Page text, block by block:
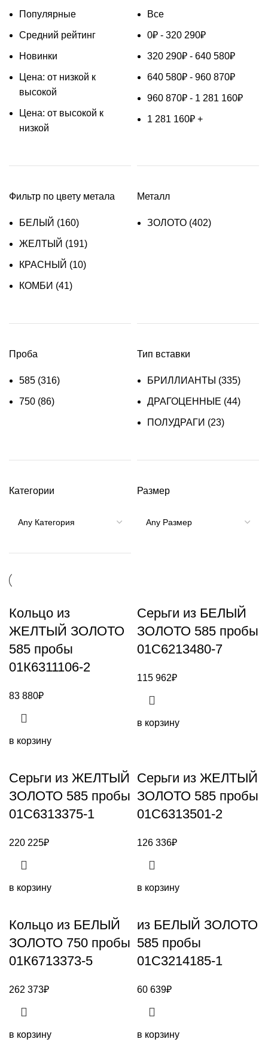
Популярные
Средний рейтинг
Новинки
Цена: от низкой к
высокой
Цена: от высокой к
низкой
Все
0₽ - 320 290₽
320 290₽ - 640 580₽
640 580₽ - 960 870₽
960 870₽ - 1 281 160₽
1 281 160₽ +
Фильтр по цвету метала
БЕЛЫЙ (160)
ЖЕЛТЫЙ (191)
КРАСНЫЙ (10)
КОМБИ (41)
Металл
ЗОЛОТО (402)
Проба
585 (316)
750 (86)
Тип вставки
БРИЛЛИАНТЫ (335)
ДРАГОЦЕННЫЕ (44)
ПОЛУДРАГИ (23)
Категории Размер
Кольцо из
ЖЕЛТЫЙ ЗОЛОТО
585 пробы
01К6311106-2
83 880₽
в корзину
Серьги из БЕЛЫЙ
ЗОЛОТО 585 пробы
01С6213480-7
115 962₽
в корзину
Серьги из ЖЕЛТЫЙ
ЗОЛОТО 585 пробы
01С6313375-1
220 225₽
в корзину
Серьги из ЖЕЛТЫЙ
ЗОЛОТО 585 пробы
01С6313501-2
126 336₽
в корзину
Кольцо из БЕЛЫЙ
ЗОЛОТО 750 пробы
01К6713373-5
262 373₽
в корзину
из БЕЛЫЙ ЗОЛОТО
585 пробы
01С3214185-1
60 639₽
в корзину